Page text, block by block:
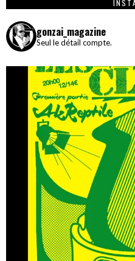
gonzai_magazine
Seul le détail compte.